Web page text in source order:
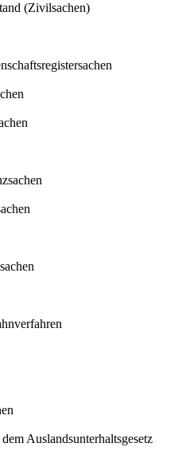
(Zivilsachen)
Auslandsunterhaltsgesetz